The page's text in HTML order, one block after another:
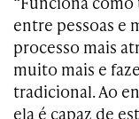
entre pessoas e
processo mais
muito mais e
tradicional. Ao
ela é capaz de